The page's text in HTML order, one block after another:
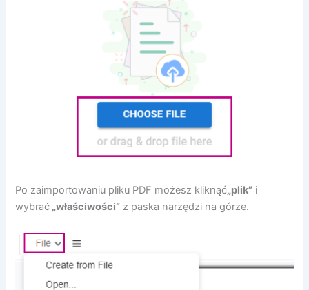
Po zaimportowaniu pliku PDF możesz kliknąć„plik” i
wybrać „właściwości” z paska narzędzi na górze.